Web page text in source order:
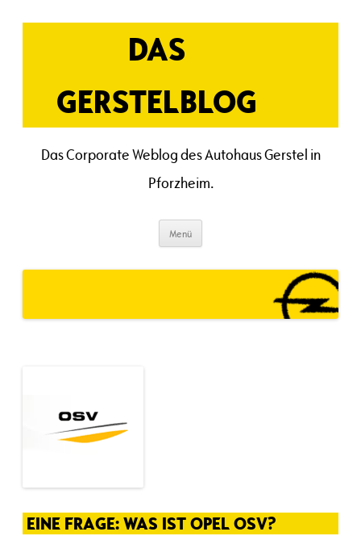
Inhalt
DAS
GERSTELBLOG
Das Corporate Weblog des Autohaus Gerstel in
Pforzheim.
Menü
EINE FRAGE: WAS IST OPEL OSV?